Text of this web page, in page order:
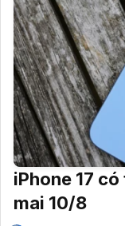
iPhone 17
mai 10/8